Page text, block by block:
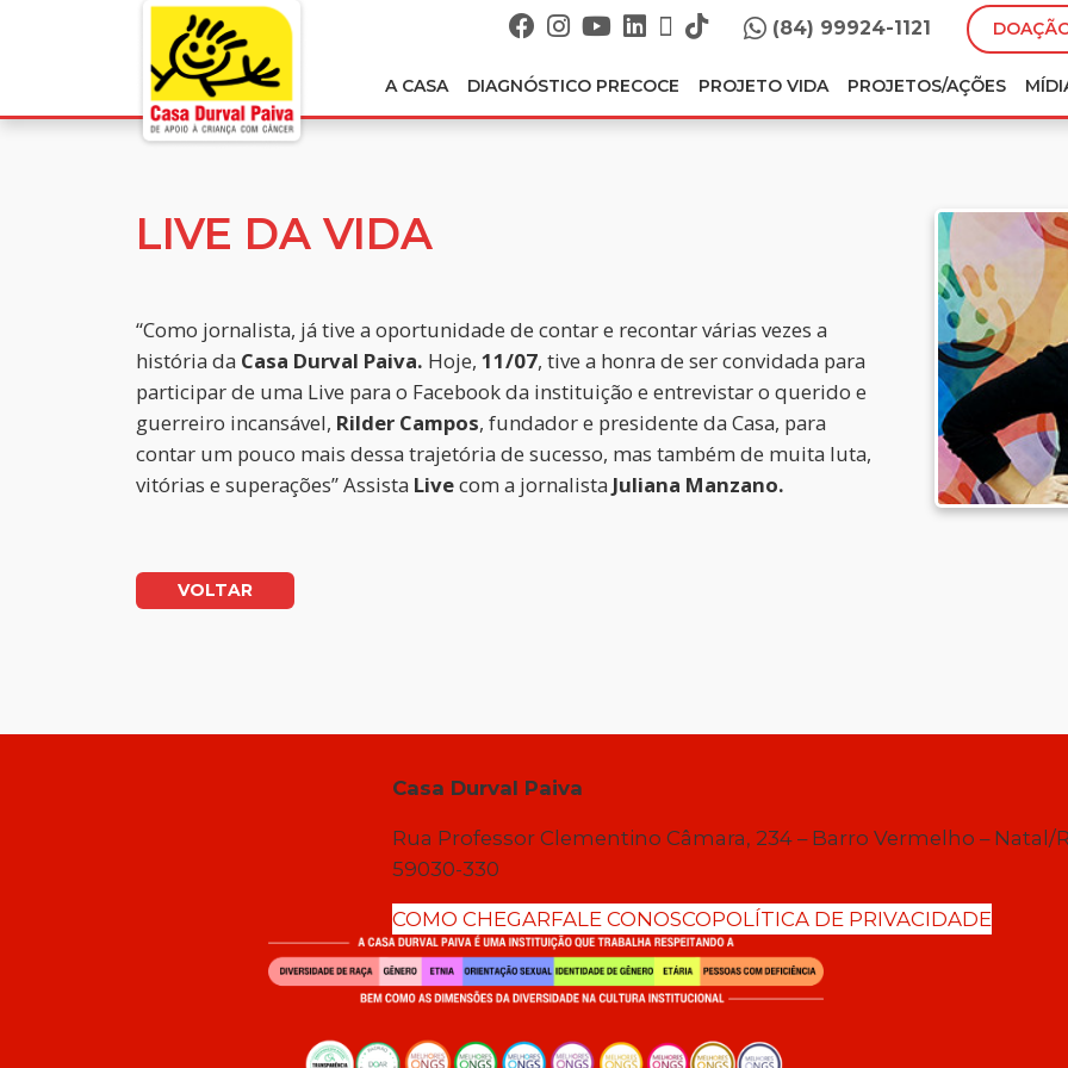
(84) 99924-1121
A CASA DIAGNÓSTICO PRECOCE PROJETO VIDA PROJETOS/AÇÕES
LIVE DA VIDA
“Como jornalista, já tive a oportunidade de contar e recontar várias vezes a
história da Casa Durval Paiva. Hoje, 11/07, tive a honra de ser convidada para
participar de uma Live para o Facebook da instituição e entrevistar o querido e
guerreiro incansável, Rilder Campos, fundador e presidente da Casa, para
contar um pouco mais dessa trajetória de sucesso, mas também de muita luta,
vitórias e superações” Assista Livecom a jornalista Juliana Manzano.
VOLTAR
Casa Durval Paiva
Rua Professor Clementino Câmara, 234 – Barro Vermelho – Natal/
59030-330
COMO CHEGARFALE CONOSCOPOLÍTICA DE PRIVACIDADE